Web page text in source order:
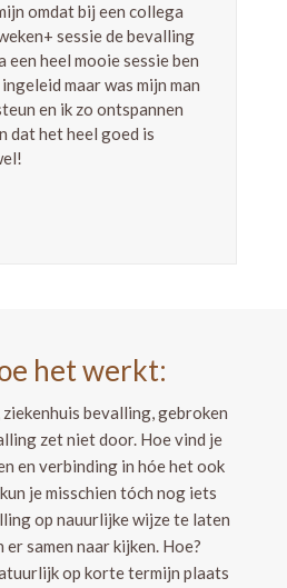
omdat bij een collega
sessie de bevalling
een heel mooie sessie ben
maar was mijn man
en ik zo ontspannen
dat het heel goed is
het werkt:
bevalling, gebroken
zet niet door. Hoe vind je
en verbinding in hóe het ook
je misschien tóch nog iets
op nauurlijke wijze te laten
samen naar kijken. Hoe?
op korte termijn plaats